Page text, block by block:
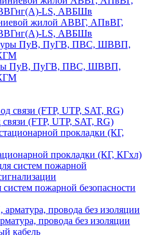
жилой АВВГ, АПвВГ,
LS, АВБШв
ПуВ, ПуГВ, ПВС, ШВВП,
(FTP, UTP, SAT, RG)
прокладки (КГ, КГхл)
пожарной безопасности
провода без изоляции